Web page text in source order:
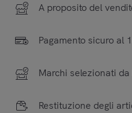
A proposito del
Pagamento sicuro al
Marchi selezionati
Restituzione degli